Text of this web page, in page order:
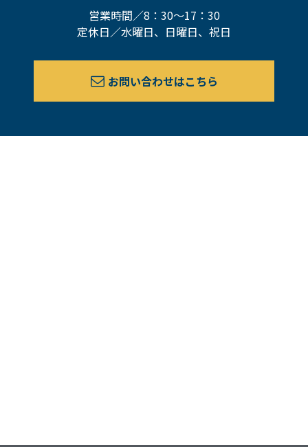
営業時間／8：30～17：30
定休日／水曜日、日曜日、祝日
お問い合わせはこちら